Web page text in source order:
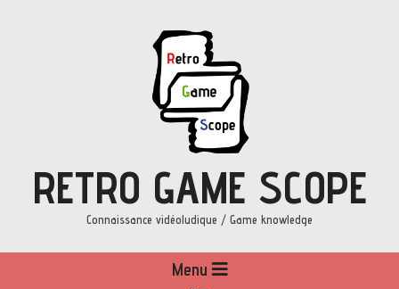
RETRO GAME SCOPE
Connaissance vidéoludique / Game knowledge
Menu